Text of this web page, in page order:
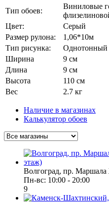
Тип обоев:
Виниловые
Цвет:
Серый
Размер рулона:
1,06*10м
Тип рисунка:
Однотонный
Ширина
9 см
Длина
9 см
Высота
110 см
Вес
2.7 кг
Наличие в магазинах
Калькулятор обоев
Волгоград, пр.
Пн-вс: 10:00 - 20:00
9